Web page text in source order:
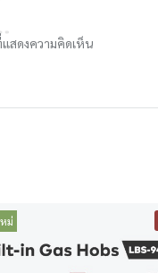
สดงความคิดเห็น
ม่